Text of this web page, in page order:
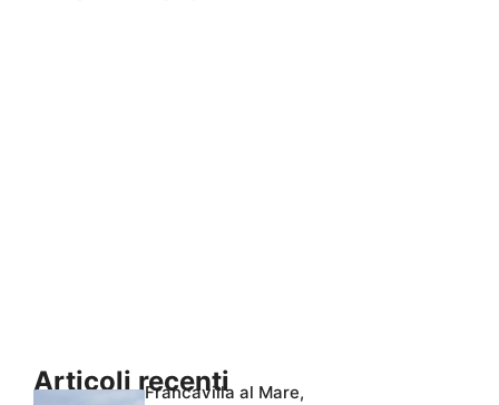
Articoli recenti
Francavilla al Mare,